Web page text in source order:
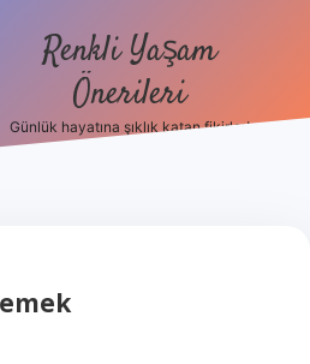
Renkli Yaşam
Önerileri
Günlük hayatına şıklık katan fikirler!